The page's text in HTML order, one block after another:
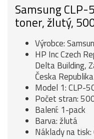
Samsung
toner, žlutý,
Výrobce:
HP Inc Czech
Delta Building,
Česka
Model 1: CLP-
Počet stran:
Balení: 1-pack
Barva: žlutá
Náklady na